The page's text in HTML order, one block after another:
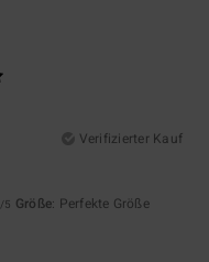
Verifizierter Kauf
/5 Größe: Perfekte Größe